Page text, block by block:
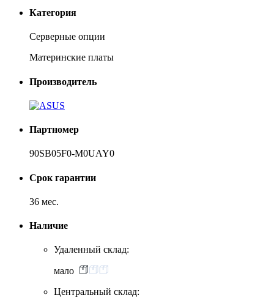
Категория
Серверные опции
Материнские платы
Производитель
Партномер
90SB05F0-M0UAY0
Срок гарантии
36 мес.
Наличие
Удаленный склад:
мало
Центральный склад: